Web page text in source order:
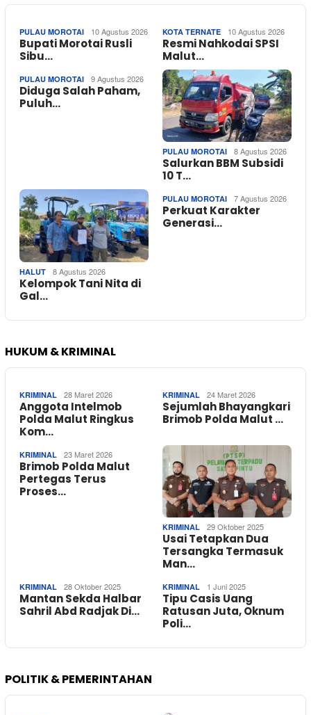
PULAU MOROTAI 10 Agustus 2026
Bupati Morotai Rusli
Sibu…
KOTA TERNATE 10 Agustus 2026
Resmi Nahkodai SPSI
Malut…
PULAU MOROTAI 9 Agustus 2026
Diduga Salah Paham,
Puluh…
PULAU MOROTAI 8 Agustus 2026
Salurkan BBM Subsidi
10 T…
HALUT 8 Agustus 2026
Kelompok Tani Nita di
Gal…
PULAU MOROTAI 7 Agustus 2026
Perkuat Karakter
Generasi…
HUKUM & KRIMINAL
KRIMINAL 28 Maret 2026
Anggota Intelmob
Polda Malut Ringkus
Kom…
KRIMINAL 24 Maret 2026
Sejumlah Bhayangkari
Brimob Polda Malut …
KRIMINAL 23 Maret 2026
Brimob Polda Malut
Pertegas Terus
Proses…
KRIMINAL 29 Oktober 2025
Usai Tetapkan Dua
Tersangka Termasuk
Man…
KRIMINAL 28 Oktober 2025
Mantan Sekda Halbar
Sahril Abd Radjak Di…
KRIMINAL 1 Juni 2025
Tipu Casis Uang
Ratusan Juta, Oknum
Poli…
POLITIK & PEMERINTAHAN